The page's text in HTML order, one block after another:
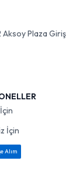
Aksoy Plaza Giriş
İçin
Alım